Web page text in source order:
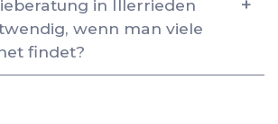
in Illerrieden
wenn man viele
findet?